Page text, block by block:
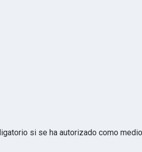
si se ha autorizado como